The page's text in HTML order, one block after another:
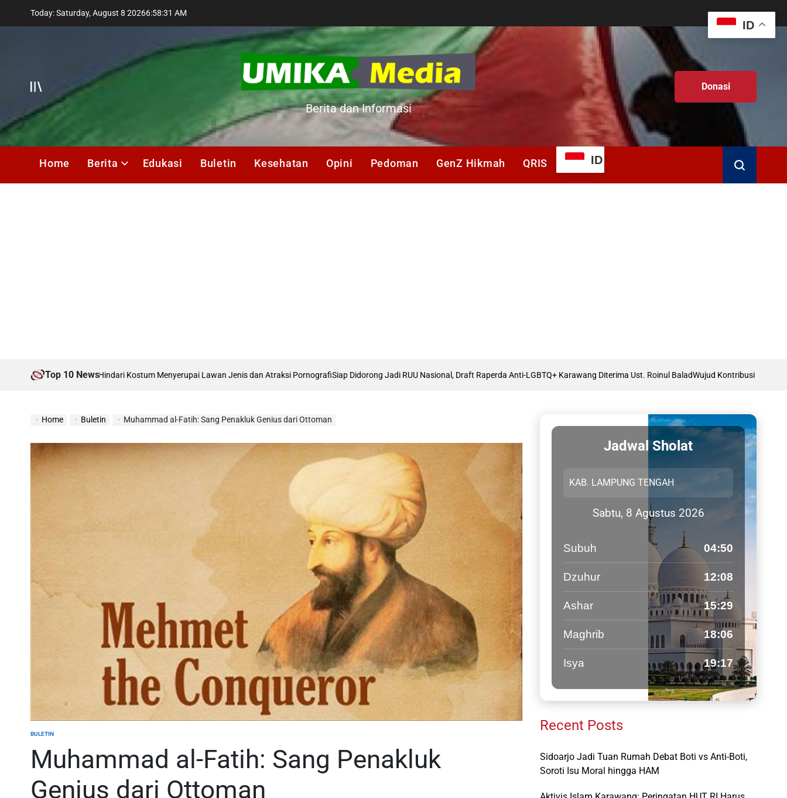
Today: Saturday, August 8 20266:58:33 AM
Offcanvas
UMIKA
Media
Berita dan Informasi
Donasi
Home Berita Edukasi Buletin Kesehatan Opini Pedoman GenZ Hikmah QRIS ID
Search
Top 10 News
Hindari Kostum Menyerupai Lawan Jenis dan Atraksi PornografiSiap Didorong Jadi RUU Nasional, Draft Raperda Anti-LGBTQ+ Karawang Diterima Ust. Roinul BaladWujud Kontribusi Karawang: Cetuskan
Home Buletin Muhammad al-Fatih: Sang Penakluk Genius dari Ottoman
POSTED
BULETIN
Muhammad al-Fatih: Sang Penakluk
Genius dari Ottoman
Jadwal Sholat
Sabtu, 8 Agustus 2026
Subuh 04:50
Dzuhur 12:08
Ashar 15:29
Maghrib 18:06
Isya 19:17
Recent Posts
Sidoarjo Jadi Tuan Rumah Debat Boti vs Anti-Boti,
Soroti Isu Moral hingga HAM
ID